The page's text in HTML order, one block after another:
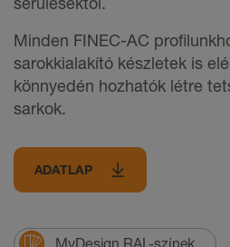
Minden FINEC-AC
sarokkialakító készletek is
könnyedén hozhatók létre
sarkok.
ADATLAP
MyDesign RAL-színek